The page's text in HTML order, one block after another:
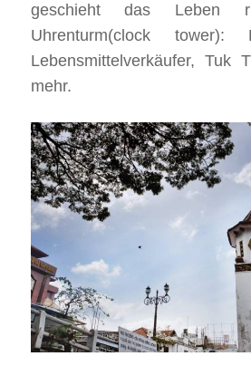
geschieht das Leben
Uhrenturm(clock tower):
Lebensmittelverkäufer,
mehr.